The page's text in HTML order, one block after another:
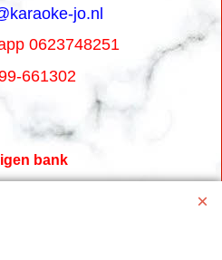
jo.nl
0623748251
661302
bank